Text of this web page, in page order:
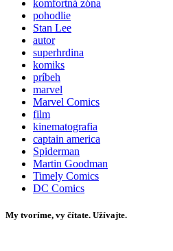
komfortná zóna
pohodlie
Stan Lee
autor
superhrdina
komiks
príbeh
marvel
Marvel Comics
film
kinematografia
captain america
Spiderman
Martin Goodman
Timely Comics
DC Comics
My tvoríme, vy čítate. Užívajte.